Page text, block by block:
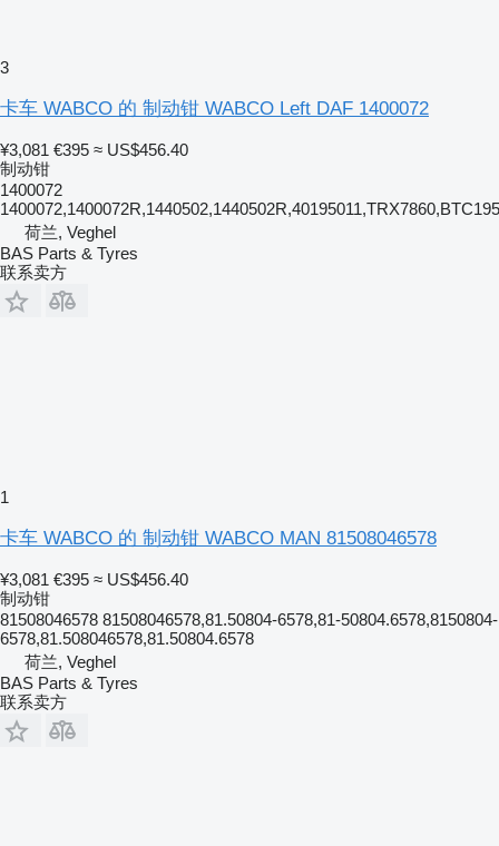
3
卡车 WABCO 的 制动钳 WABCO Left DAF 1400072
¥3,081 €395 ≈ US$456.40
制动钳
1400072
荷兰, Veghel
BAS Parts & Tyres
联系卖方
1
卡车 WABCO 的 制动钳 WABCO MAN 81508046578
¥3,081 €395 ≈ US$456.40
制动钳
81508046578 81508046578,81.50804-6578,81-50804.6578,8150804-
6578,81.508046578,81.50804.6578
荷兰, Veghel
BAS Parts & Tyres
联系卖方